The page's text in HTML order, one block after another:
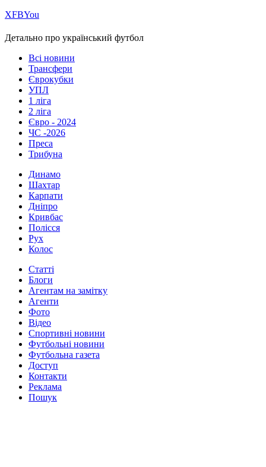
ХFBYou
Детально про український футбол
Всі новини
Трансфери
Єврокубки
УПЛ
1 ліга
2 ліга
Євро - 2024
ЧС -2026
Преса
Трибуна
Динамо
Шахтар
Карпати
Дніпро
Кривбас
Полісся
Рух
Колос
Статті
Блоги
Агентам на замітку
Агенти
Фото
Відео
Спортивні новини
Футбольні новини
Футбольна газета
Доступ
Контакти
Реклама
Пошук